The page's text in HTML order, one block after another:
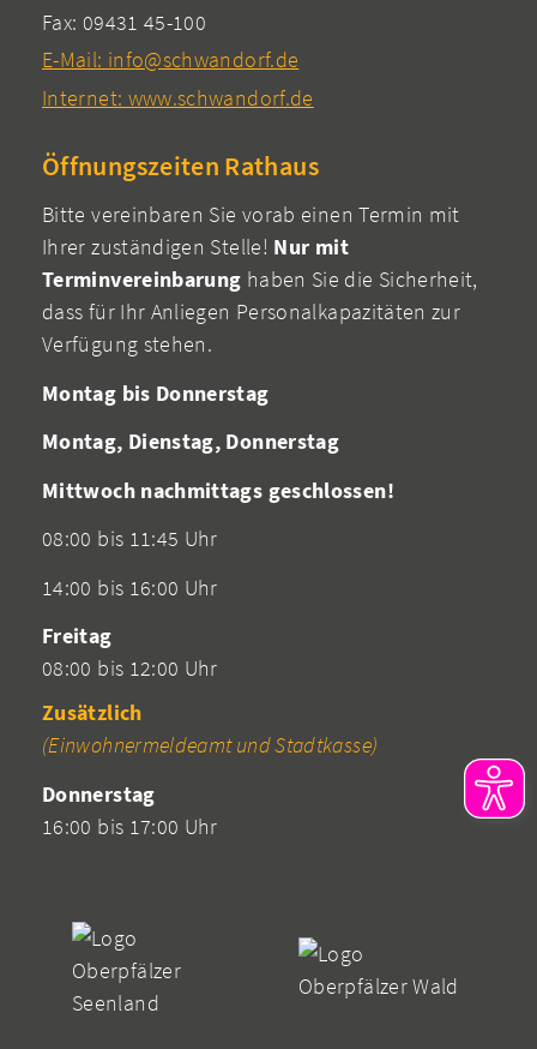
Fax: 09431 45-100
E-Mail: info@schwandorf.de
Internet: www.schwandorf.de
Öffnungszeiten Rathaus
Bitte vereinbaren Sie vorab einen Termin mit
Ihrer zuständigen Stelle! Nur mit
Terminvereinbarung haben Sie die Sicherheit,
dass für Ihr Anliegen Personalkapazitäten zur
Verfügung stehen.
Montag bis Donnerstag
Montag, Dienstag, Donnerstag
Mittwoch nachmittags geschlossen!
08:00 bis 11:45 Uhr
14:00 bis 16:00 Uhr
Freitag
08:00 bis 12:00 Uhr
Zusätzlich
(Einwohnermeldeamt und Stadtkasse)
Donnerstag
16:00 bis 17:00 Uhr